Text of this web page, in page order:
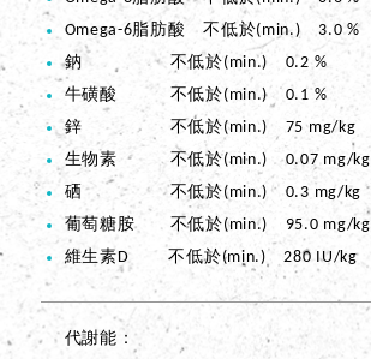
Omega-6脂肪酸 不低於(min.) 3.0 %
鈉 不低於(min.) 0.2 %
牛磺酸 不低於(min.) 0.1 %
鋅 不低於(min.) 75 mg/kg
生物素 不低於(min.) 0.07 mg/kg
硒 不低於(min.) 0.3 mg/kg
葡萄糖胺 不低於(min.) 95.0 mg/kg
維生素D 不低於(min.) 280 IU/kg
代謝能